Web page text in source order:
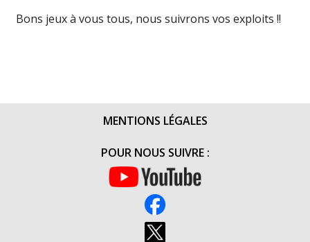
Bons jeux à vous tous, nous suivrons vos exploits !!
MENTIONS LÉGALES
POUR NOUS SUIVRE :